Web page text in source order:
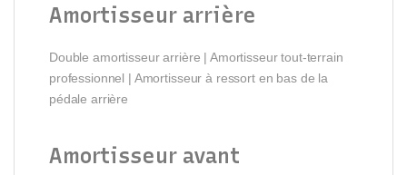
Amortisseur arrière
Double amortisseur arrière | Amortisseur tout-terrain
professionnel | Amortisseur à ressort en bas de la
pédale arrière
Amortisseur avant